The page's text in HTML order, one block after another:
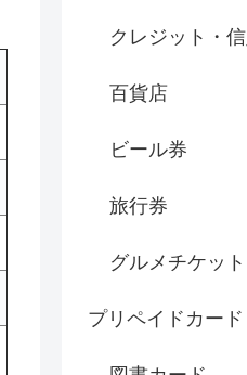
クレジット・
百貨店
ビール券
旅行券
グルメチケット
プリペイドカード